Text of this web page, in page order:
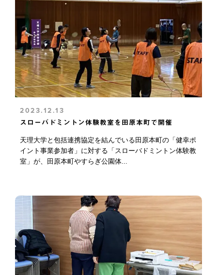
2023.12.13
スローバドミントン体験教室を田原本町で開催
天理大学と包括連携協定を結んでいる田原本町の「健幸ポ
イント事業参加者」に対する「スローバドミントン体験教
室」が、田原本町やすらぎ公園体...